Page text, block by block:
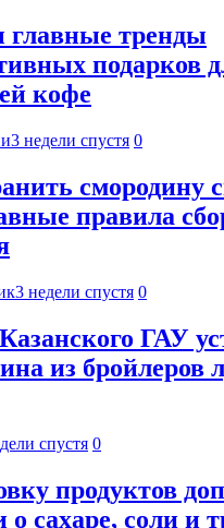
главные тренды
подарков
кофе
3 недели спустя 0
смородину
правила
3 недели спустя 0
ГАУ
из бройлеров
спустя 0
продуктов
сахаре, соли и